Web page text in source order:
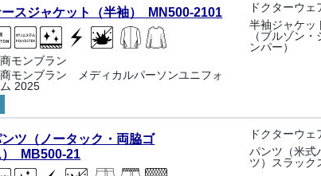
スジャケット（半袖） MN500-2101
モンブラン
モンブラン メディカルパーソンユニフォ
2025
ドクターウェ
半袖ジャケッ
（ブルゾン・
ンパー）
ツ（ノータック・両脇ゴ
） MB500-21
ドクターウェ
パンツ（米式
ツ）スラック